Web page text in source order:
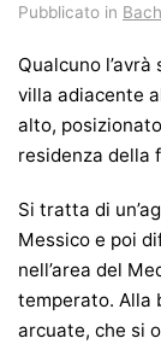
Pubblicato in
Qualcuno
villa adiacente
alto,
residenza della
Si tratta di
Messico e poi
nell’area del
temperato. Alla
arcuate, che si